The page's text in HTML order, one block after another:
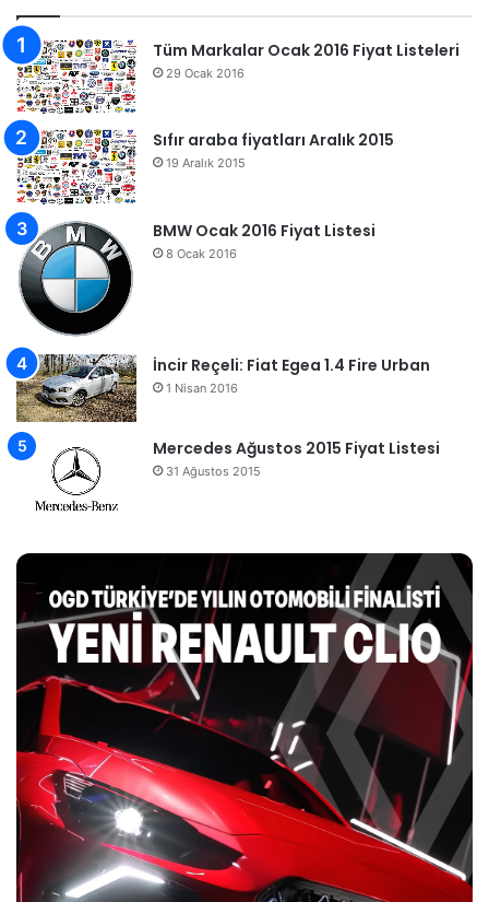
Tüm Markalar Ocak 2016 Fiyat Listeleri
29 Ocak 2016
Sıfır araba fiyatları Aralık 2015
19 Aralık 2015
BMW Ocak 2016 Fiyat Listesi
8 Ocak 2016
İncir Reçeli: Fiat Egea 1.4 Fire Urban
1 Nisan 2016
Mercedes Ağustos 2015 Fiyat Listesi
31 Ağustos 2015